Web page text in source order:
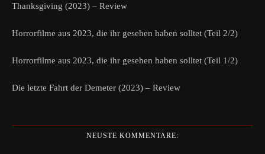
Thanksgiving (2023) – Review
Horrorfilme aus 2023, die ihr gesehen haben solltet (Teil 2/2)
Horrorfilme aus 2023, die ihr gesehen haben solltet (Teil 1/2)
Die letzte Fahrt der Demeter (2023) – Review
NEUSTE KOMMENTARE: